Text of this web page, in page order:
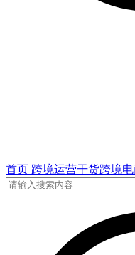
首页 跨境运营干货跨境